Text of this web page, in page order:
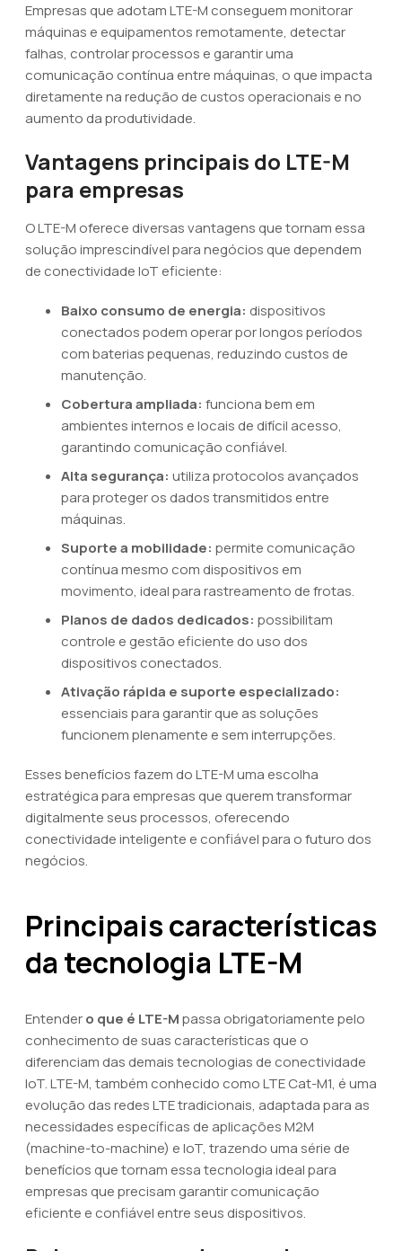
Empresas que adotam LTE-M conseguem monitorar
máquinas e equipamentos remotamente, detectar
falhas, controlar processos e garantir uma
comunicação contínua entre máquinas, o que impacta
diretamente na redução de custos operacionais e no
aumento da produtividade.
Vantagens principais do LTE-M
para empresas
O LTE-M oferece diversas vantagens que tornam essa
solução imprescindível para negócios que dependem
de conectividade IoT eficiente:
Baixo consumo de energia: dispositivos
conectados podem operar por longos períodos
com baterias pequenas, reduzindo custos de
manutenção.
Cobertura ampliada: funciona bem em
ambientes internos e locais de difícil acesso,
garantindo comunicação confiável.
Alta segurança: utiliza protocolos avançados
para proteger os dados transmitidos entre
máquinas.
Suporte a mobilidade: permite comunicação
contínua mesmo com dispositivos em
movimento, ideal para rastreamento de frotas.
Planos de dados dedicados: possibilitam
controle e gestão eficiente do uso dos
dispositivos conectados.
Ativação rápida e suporte especializado:
essenciais para garantir que as soluções
funcionem plenamente e sem interrupções.
Esses benefícios fazem do LTE-M uma escolha
estratégica para empresas que querem transformar
digitalmente seus processos, oferecendo
conectividade inteligente e confiável para o futuro dos
negócios.
Principais características
da tecnologia LTE-M
Entendero que é LTE-Mpassa obrigatoriamente pelo
conhecimento de suas características que o
diferenciam das demais tecnologias de conectividade
IoT. LTE-M, também conhecido como LTE Cat-M1, é uma
evolução das redes LTE tradicionais, adaptada para as
necessidades específicas de aplicações M2M
(machine-to-machine) e IoT, trazendo uma série de
benefícios que tornam essa tecnologia ideal para
empresas que precisam garantir comunicação
eficiente e confiável entre seus dispositivos.